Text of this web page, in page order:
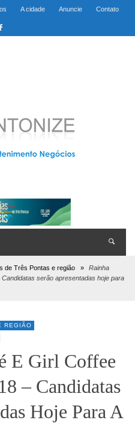
A cidade Anuncie Contato
de Três Pontas e região »
Rainha
serão apresentadas hoje para
REGIÃO
E Girl Coffee
– Candidatas
Hoje Para A